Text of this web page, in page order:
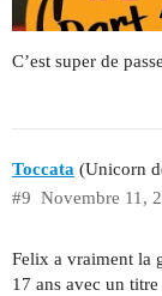
C’est super de
Toccata (Unicorn
Novembre 11,
#9
Felix a vraiment la
17 ans avec un